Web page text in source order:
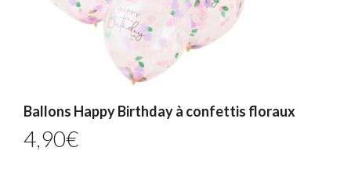
Ballons Happy Birthday à confettis floraux
4,90€